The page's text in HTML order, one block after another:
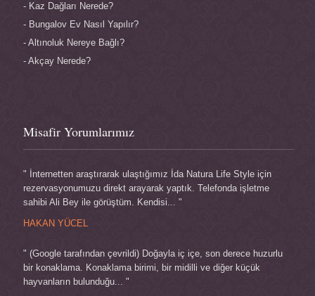
Kaz Dağları Nerede?
Bungalov Ev Nasıl Yapılır?
Altınoluk Nereye Bağlı?
Akçay Nerede?
Misafir Yorumlarımız
" İnternetten araştırarak ulaştığımız İda Natura Life Style için
rezervasyonumuzu direkt arayarak yaptık. Telefonda işletme
sahibi Ali Bey ile görüştüm. Kendisi... "
HAKAN YÜCEL
" (Google tarafından çevrildi) Doğayla iç içe, son derece huzurlu
bir konaklama. Konaklama birimi, bir midilli ve diğer küçük
hayvanların bulunduğu... "